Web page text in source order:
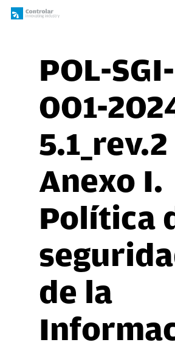
Skip
POL-SGI-
001-
5.1_rev.2
Anexo I.
Política
de la